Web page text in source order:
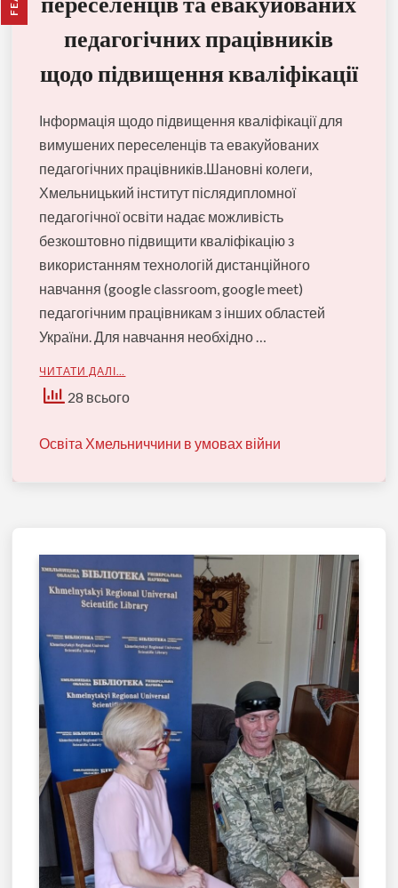
педагогічних працівників
щодо підвищення кваліфікації
Інформація щодо підвищення кваліфікації для
вимушених переселенців та евакуйованих
педагогічних працівників.Шановні колеги,
Хмельницький інститут післядипломної
педагогічної освіти надає можливість
безкоштовно підвищити кваліфікацію з
використанням технологій дистанційного
навчання (google classroom, google meet)
педагогічним працівникам з інших областей
України. Для навчання необхідно …
ЧИТАТИ ДАЛІ…
28 всього
Освіта Хмельниччини в умовах війни